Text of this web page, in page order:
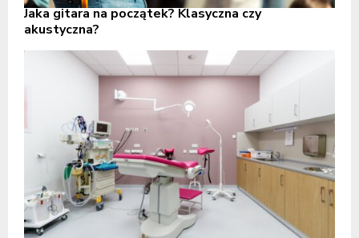
Jaka gitara na początek? Klasyczna czy
akustyczna?